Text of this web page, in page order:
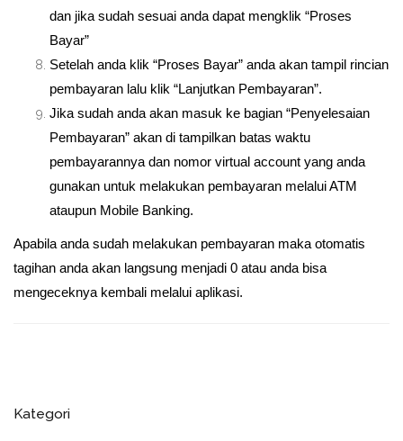
dan jika sudah sesuai anda dapat mengklik “Proses
Bayar”
Setelah anda klik “Proses Bayar” anda akan tampil rincian
pembayaran lalu klik “Lanjutkan Pembayaran”.
Jika sudah anda akan masuk ke bagian “Penyelesaian
Pembayaran” akan di tampilkan batas waktu
pembayarannya dan nomor virtual account yang anda
gunakan untuk melakukan pembayaran melalui ATM
ataupun Mobile Banking.
Apabila anda sudah melakukan pembayaran maka otomatis
tagihan anda akan langsung menjadi 0 atau anda bisa
mengeceknya kembali melalui aplikasi.
Kategori